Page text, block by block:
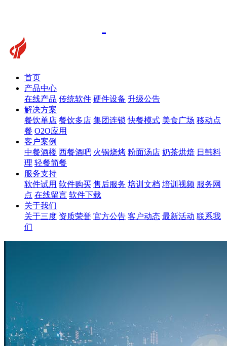
首页
产品中心
在线产品 传统软件 硬件设备 升级公告
解决方案
餐饮单店 餐饮多店 集团连锁 快餐模式 美食广场 移动点
餐 O2O应用
客户案例
中餐酒楼 西餐酒吧 火锅烧烤 粉面汤店 奶茶烘焙 日韩料
理 轻餐简餐
服务支持
软件试用 软件购买 售后服务 培训文档 培训视频 服务网
点 在线留言 软件下载
关于我们
关于三度 资质荣誉 官方公告 客户动态 最新活动 联系我
们